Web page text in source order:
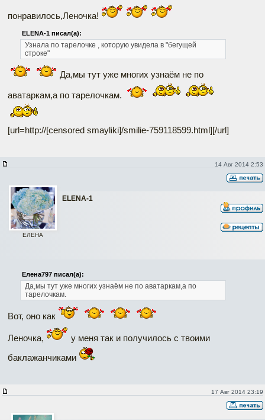
понравилось,Леночка!
ELENA-1 писал(а):
Узнала по тарелочке , которую увидела в "бегущей
строке"
Да,мы тут уже многих узнаём не по
аватаркам,а по тарелочкам.
[url=http://[censored smayliki]/smilie-759118599.html][/url]
14 Авг 2014 2:53
ELENA-1
ЕЛЕНА
Елена797 писал(а):
Да,мы тут уже многих узнаём не по аватаркам,а по
тарелочкам.
Вот, оно как
Леночка,
у меня так и получилось с твоими
баклажанчиками
17 Авг 2014 23:19